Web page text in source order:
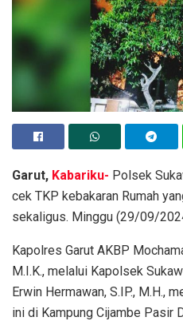
Garut, Kabariku- Polsek
cek TKP kebakaran Rumah
sekaligus. Minggu (29/09/
Kapolres Garut AKBP
M.I.K., melalui Kapolsek
Erwin Hermawan, S.IP., M.H.,
ini di Kampung Cijambe Pasir